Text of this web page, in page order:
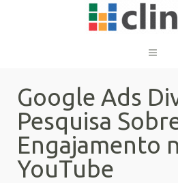
Google Ads
Pesquisa
Engajamento
YouTube